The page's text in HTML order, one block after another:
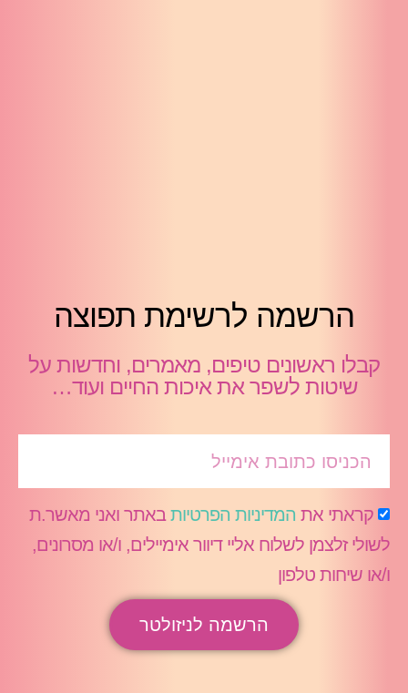
הרשמה לרשימת תפוצה
קבלו ראשונים טיפים, מאמרים, וחדשות על
שיטות לשפר את איכות החיים ועוד…
קראתי אתהמדיניות הפרטיותבאתר ואני מאשר.ת
לשולי זלצמן לשלוח אליי דיוור אימיילים, ו/או מסרונים,
ו/או שיחות טלפון
הרשמה לניזולטר